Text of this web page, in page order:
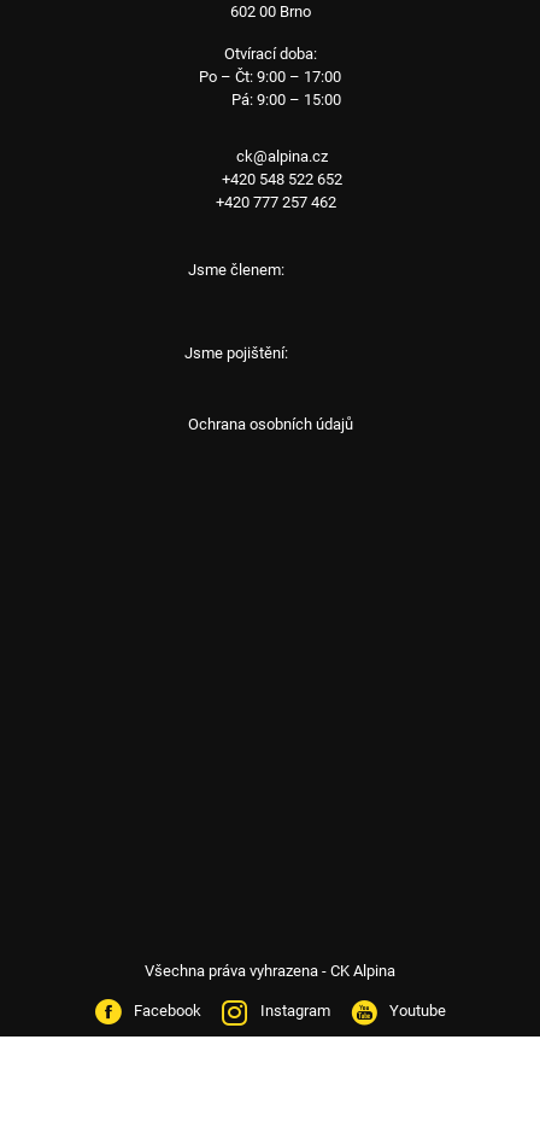
602 00 Brno
Otvírací doba:
Po – Čt: 9:00 – 17:00
Pá: 9:00 – 15:00
ck@alpina.cz
+420 548 522 652
+420 777 257 462
Jsme členem:
Jsme pojištění:
Ochrana osobních údajů
Všechna práva vyhrazena - CK Alpina
Facebook Instagram Youtube